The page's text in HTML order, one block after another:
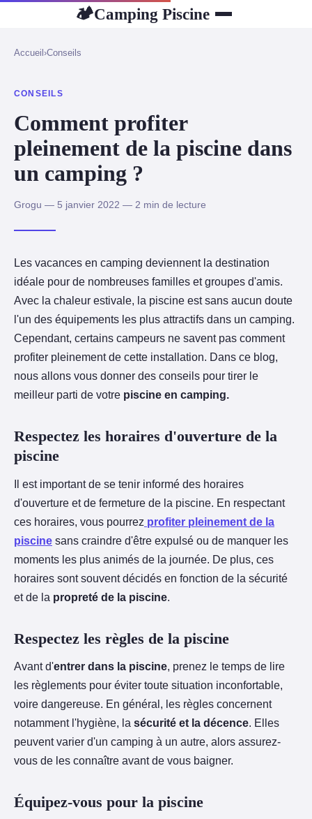
🏕Camping Piscine
Accueil ›Conseils
CONSEILS
Comment profiter
pleinement de la piscine dans
un camping ?
Grogu — 5 janvier 2022 — 2 min de lecture
Les vacances en camping deviennent la destination
idéale pour de nombreuses familles et groupes d'amis.
Avec la chaleur estivale, la piscine est sans aucun doute
l'un des équipements les plus attractifs dans un camping.
Cependant, certains campeurs ne savent pas comment
profiter pleinement de cette installation. Dans ce blog,
nous allons vous donner des conseils pour tirer le
meilleur parti de votre piscine en camping.
Respectez les horaires d'ouverture de la
piscine
Il est important de se tenir informé des horaires
d'ouverture et de fermeture de la piscine. En respectant
ces horaires, vous pourrez profiter pleinement de la
piscine sans craindre d'être expulsé ou de manquer les
moments les plus animés de la journée. De plus, ces
horaires sont souvent décidés en fonction de la sécurité
et de la propreté de la piscine.
Respectez les règles de la piscine
Avant d'entrer dans la piscine, prenez le temps de lire
les règlements pour éviter toute situation inconfortable,
voire dangereuse. En général, les règles concernent
notamment l'hygiène, la sécurité et la décence. Elles
peuvent varier d'un camping à un autre, alors assurez-
vous de les connaître avant de vous baigner.
Équipez-vous pour la piscine